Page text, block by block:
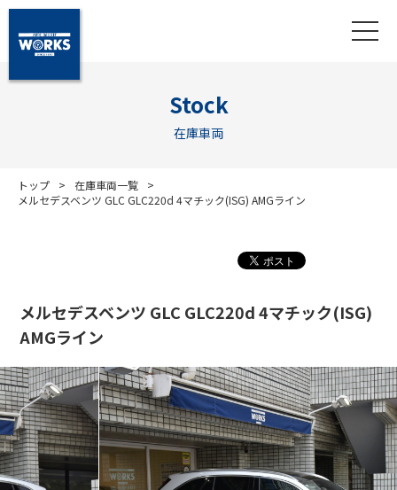
Stock
在庫車両
トップ
在庫車両一覧
メルセデスベンツ GLC GLC220d 4マチック(ISG) AMGライン
メルセデスベンツ GLC GLC220d 4マチック(ISG)
AMGライン